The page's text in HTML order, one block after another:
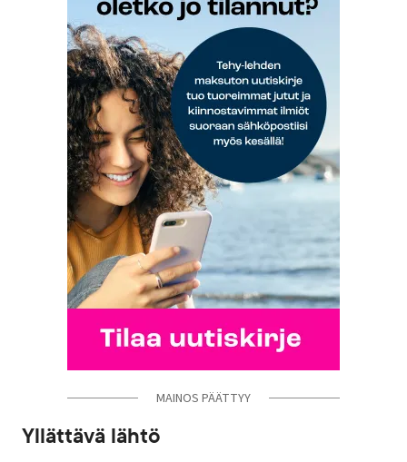
MAINOS PÄÄTTYY
Yllättävä lähtö